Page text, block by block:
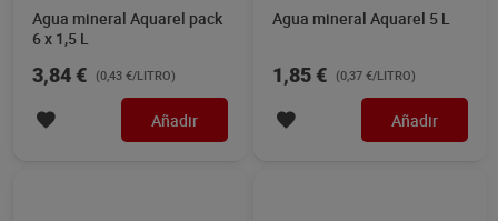
Agua mineral Aquarel pack
6 x 1,5 L
3,84 € (0,43 €/LITRO)
Añadir
Agua mineral Aquarel 5 L
1,85 € (0,37 €/LITRO)
Añadir